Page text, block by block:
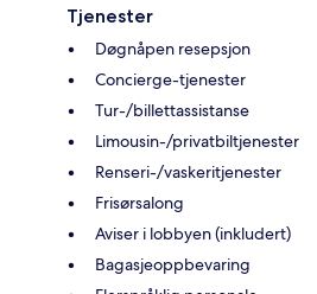
Tjenester
Døgnåpen resepsjon
Concierge-tjenester
Tur-/billettassistanse
Limousin-/privatbiltjenester
Renseri-/vaskeritjenester
Frisørsalong
Aviser i lobbyen (inkludert)
Bagasjeoppbevaring